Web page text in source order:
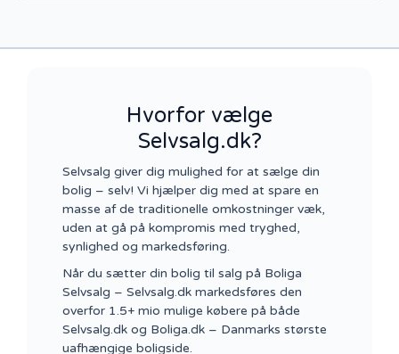
Hvorfor vælge
Selvsalg.dk?
Selvsalg giver dig mulighed for at sælge din
bolig – selv! Vi hjælper dig med at spare en
masse af de traditionelle omkostninger væk,
uden at gå på kompromis med tryghed,
synlighed og markedsføring.
Når du sætter din bolig til salg på Boliga
Selvsalg – Selvsalg.dk markedsføres den
overfor 1.5+ mio mulige købere på både
Selvsalg.dk og Boliga.dk – Danmarks største
uafhængige boligside.